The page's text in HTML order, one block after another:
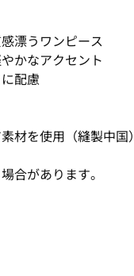
漂うワンピース
かなアクセント
配慮
材を使用（縫製中国）
合があります。